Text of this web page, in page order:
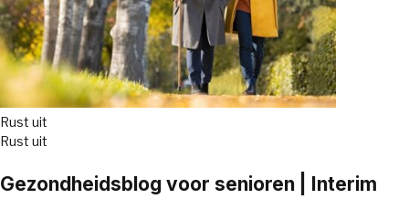
Rust uit
Rust uit
Gezondheidsblog voor senioren | Interim